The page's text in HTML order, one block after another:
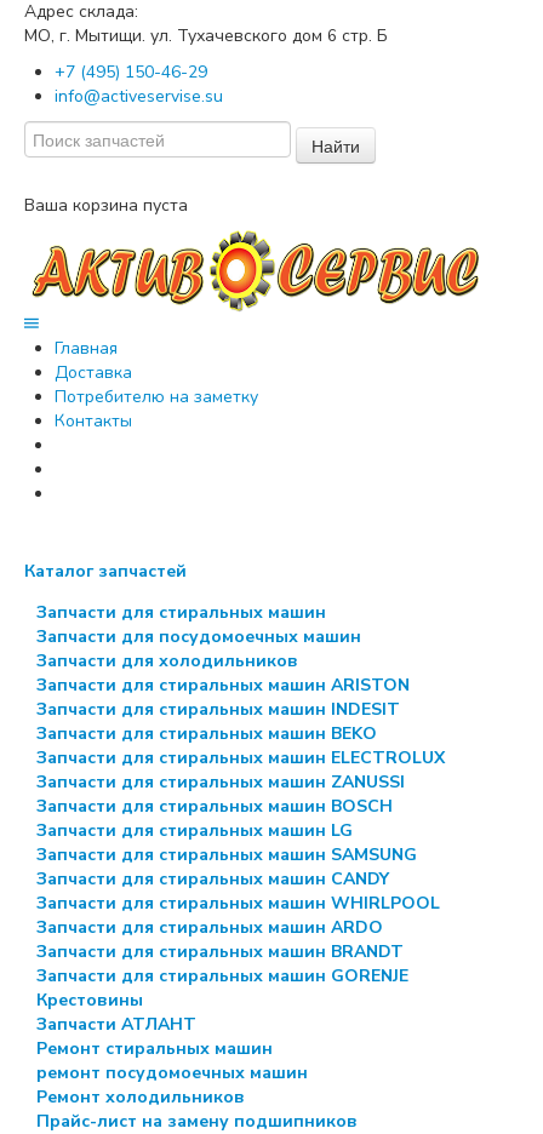
Адрес склада:
МО, г. Мытищи. ул. Тухачевского дом 6 стр. Б
+7 (495) 150-46-29
info@activeservise.su
Найти
Ваша корзина пуста
Главная
Доставка
Потребителю на заметку
Контакты
Каталог запчастей
Запчасти для стиральных машин
Запчасти для посудомоечных машин
Запчасти для холодильников
Запчасти для стиральных машин ARISTON
Запчасти для стиральных машин INDESIT
Запчасти для стиральных машин BEKO
Запчасти для стиральных машин ELECTROLUX
Запчасти для стиральных машин ZANUSSI
Запчасти для стиральных машин BOSCH
Запчасти для стиральных машин LG
Запчасти для стиральных машин SAMSUNG
Запчасти для стиральных машин CANDY
Запчасти для стиральных машин WHIRLPOOL
Запчасти для стиральных машин ARDO
Запчасти для стиральных машин BRANDT
Запчасти для стиральных машин GORENJE
Крестовины
Запчасти АТЛАНТ
Ремонт стиральных машин
ремонт посудомоечных машин
Ремонт холодильников
Прайс-лист на замену подшипников